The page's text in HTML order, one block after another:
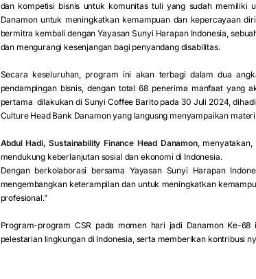
dan kompetisi bisnis untuk komunitas tuli yang sudah memiliki
Danamon untuk meningkatkan kemampuan dan kepercayaan
bermitra kembali dengan Yayasan Sunyi Harapan Indonesia,
dan mengurangi kesenjangan bagi penyandang disabilitas.
Secara keseluruhan, program ini akan terbagi dalam dua
pendampingan bisnis, dengan total 68 penerima manfaat
pertama dilakukan di Sunyi Coffee Barito pada 30 Juli 2024,
Culture Head Bank Danamon yang langusng menyampaikan
Abdul Hadi, Sustainability Finance Head Danamon,
mendukung keberlanjutan sosial dan ekonomi di Indonesia.
Dengan berkolaborasi bersama Yayasan Sunyi Harapan
mengembangkan keterampilan dan untuk meningkatkan
profesional."
Program-program CSR pada momen hari jadi Danamon Ke-
pelestarian lingkungan di Indonesia, serta memberikan kontribusi